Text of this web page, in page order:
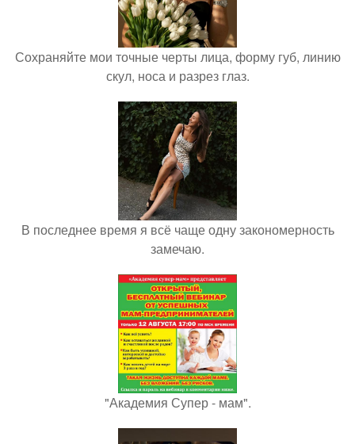
Сохраняйте мои точные черты лица, форму губ, линию
скул, носа и разрез глаз.
В последнее время я всё чаще одну закономерность
замечаю.
"Академия Супер - мам".